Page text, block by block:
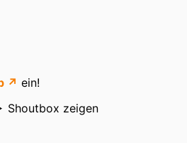
↗ ein!
Shoutbox zeigen